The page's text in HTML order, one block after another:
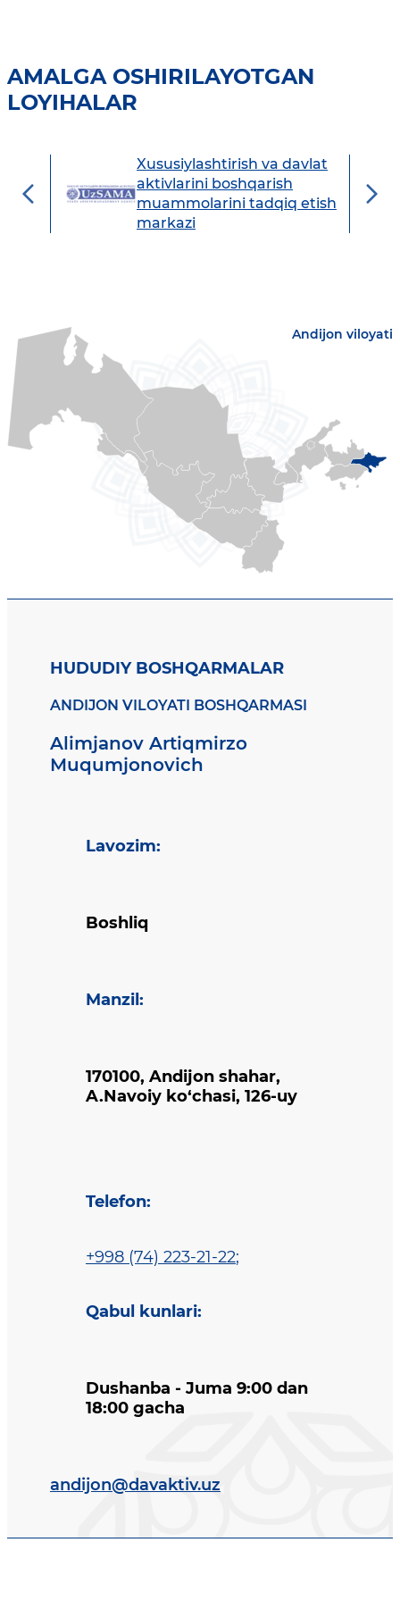
AMALGA OSHIRILAYOTGAN
LOYIHALAR
Xususiylashtirish va davlat
aktivlarini boshqarish
muammolarini tadqiq etish
markazi
Andijon viloyati
HUDUDIY BOSHQARMALAR
ANDIJON VILOYATI BOSHQARMASI
Alimjanov Artiqmirzo
Muqumjonovich
Lavozim:
Boshliq
Manzil :
170100, Andijon shahar,
A.Navoiy ko‘chasi, 126-uy
Telefon:
+998 (74) 223-21-22;
Qabul kunlari:
Dushanba - Juma 9:00 dan
18:00 gacha
andijon@davaktiv.uz